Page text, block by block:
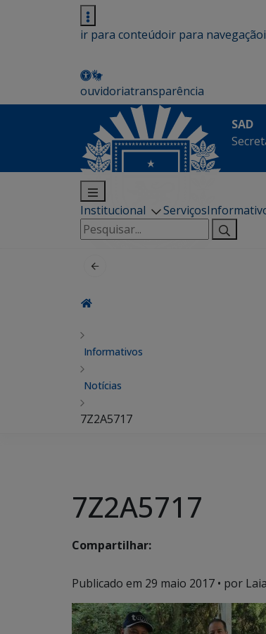
ir para conteúdoir para navegação
ouvidoriatransparência
SAD
Institucional Serviços
Pesquisar
por:
Informativos
Notícias
7Z2A5717
7Z2A5717
Compartilhar:
Publicado em 29 maio 2017 • por